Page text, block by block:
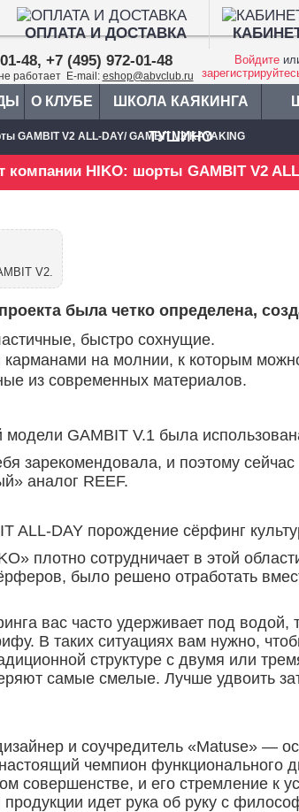
ОПЛАТА И ДОСТАВКА
48, +7 (495) 972-01-48
работает E-mail: eshop@abvclub.ru
Войдите
О КЛУБЕ ШКОЛА КАЯКИНГА
ТУШИНО
GAMBIT V2 ALL-DAY/ GAMBIT V2 KAYAKING
компании HIKO: шорты GAMBIT V2
V2.
была четко определена,
быстро сохнущие.
на молнии, к которым
из современных материалов.
GAMBIT V.1 была
зарекомендовала, и поэтому
аналог REEF.
ALL-DAY порождение сёрфинг
плотно сотрудничает в этой
было решено отработать
вас часто удерживает под водой,
В таких ситуациях вам нужно,
структуре с двумя или
самые смелые. Лучше удвоить
и соучредитель «Matuse» —
чемпион функционального
совершенстве, и его стремление к
продукции идет рука об руку с